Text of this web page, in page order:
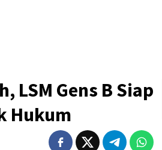
LSM Gens B Siap
Hukum